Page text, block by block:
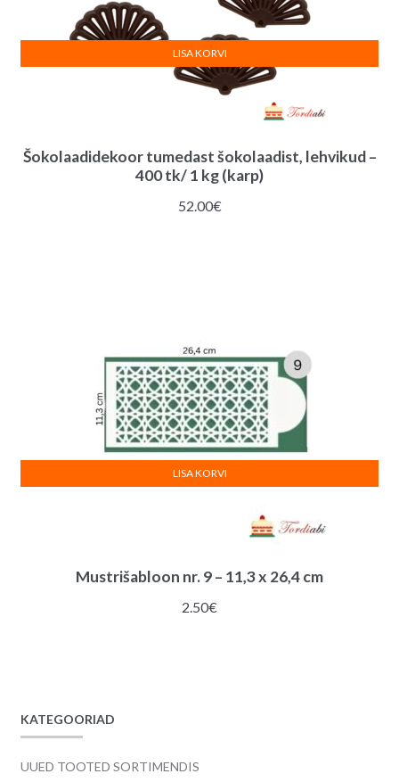
Šokolaadidekoor tumedast šokolaadist, lehvikud –
400 tk/ 1 kg (karp)
52.00€
LISA KORVI
Mustrišabloon nr. 9 – 11,3 x 26,4 cm
2.50€
LISA KORVI
KATEGOORIAD
UUED TOOTED SORTIMENDIS